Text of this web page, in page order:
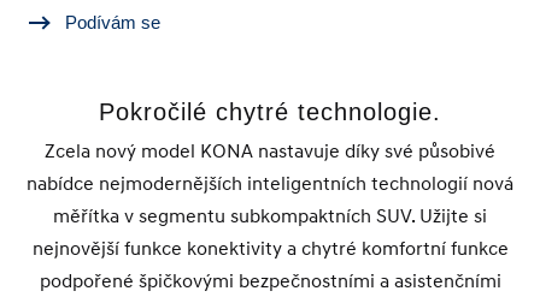
Podívám se
Pokročilé chytré technologie.
Zcela nový model KONA nastavuje díky své působivé
nabídce nejmodernějších inteligentních technologií nová
měřítka v segmentu subkompaktních SUV. Užijte si
nejnovější funkce konektivity a chytré komfortní funkce
podpořené špičkovými bezpečnostními a asistenčními